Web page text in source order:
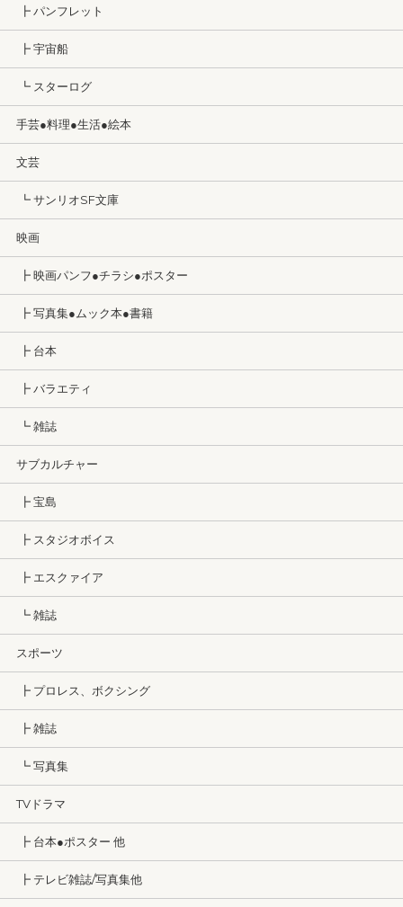
┣ パンフレット
┣ 宇宙船
┗ スターログ
手芸●料理●生活●絵本
文芸
┗ サンリオSF文庫
映画
┣ 映画パンフ●チラシ●ポスター
┣ 写真集●ムック本●書籍
┣ 台本
┣ バラエティ
┗ 雑誌
サブカルチャー
┣ 宝島
┣ スタジオボイス
┣ エスクァイア
┗ 雑誌
スポーツ
┣ プロレス、ボクシング
┣ 雑誌
┗ 写真集
TVドラマ
┣ 台本●ポスター 他
┣ テレビ雑誌/写真集他